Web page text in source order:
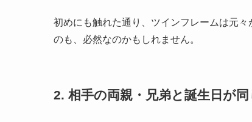
初めにも触れた通り、ツインフレームは元
のも、必然なのかもしれません。
2. 相手の両親・兄弟と誕生日が同